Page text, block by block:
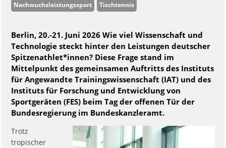
Nachwuchsleistungssport Tischtennis
Berlin, 20.-21. Juni 2026 Wie viel Wissenschaft und
Technologie steckt hinter den Leistungen deutscher
Spitzenathlet*innen? Diese Frage stand im
Mittelpunkt des gemeinsamen Auftritts des Instituts
für Angewandte Trainingswissenschaft (IAT) und des
Instituts für Forschung und Entwicklung von
Sportgeräten (FES) beim Tag der offenen Tür der
Bundesregierung im Bundeskanzleramt.
Trotz
tropischer